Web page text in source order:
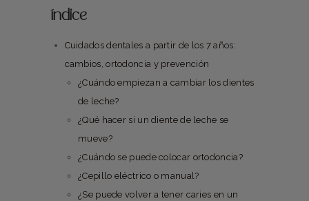
índice
Cuidados dentales a partir de los 7 años:
cambios, ortodoncia y prevención
¿Cuándo empiezan a cambiar los dientes
de leche?
¿Qué hacer si un diente de leche se
mueve?
¿Cuándo se puede colocar ortodoncia?
¿Cepillo eléctrico o manual?
¿Se puede volver a tener caries en un